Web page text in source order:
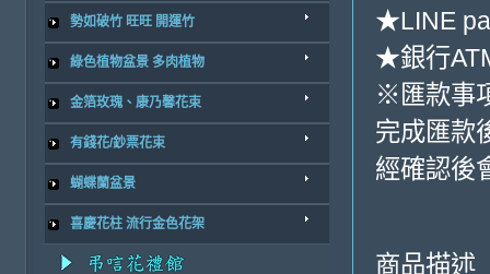
勢如破竹 旺旺 開運竹
綠色植物盆景 多肉植物
金箔玫瑰、康乃馨花束
有錢花/鈔票花束
蝴蝶蘭盆景
喜慶花柱 流行金色花架
★LINE
★銀行
※匯款事
完成匯款
經確認後
商品描述